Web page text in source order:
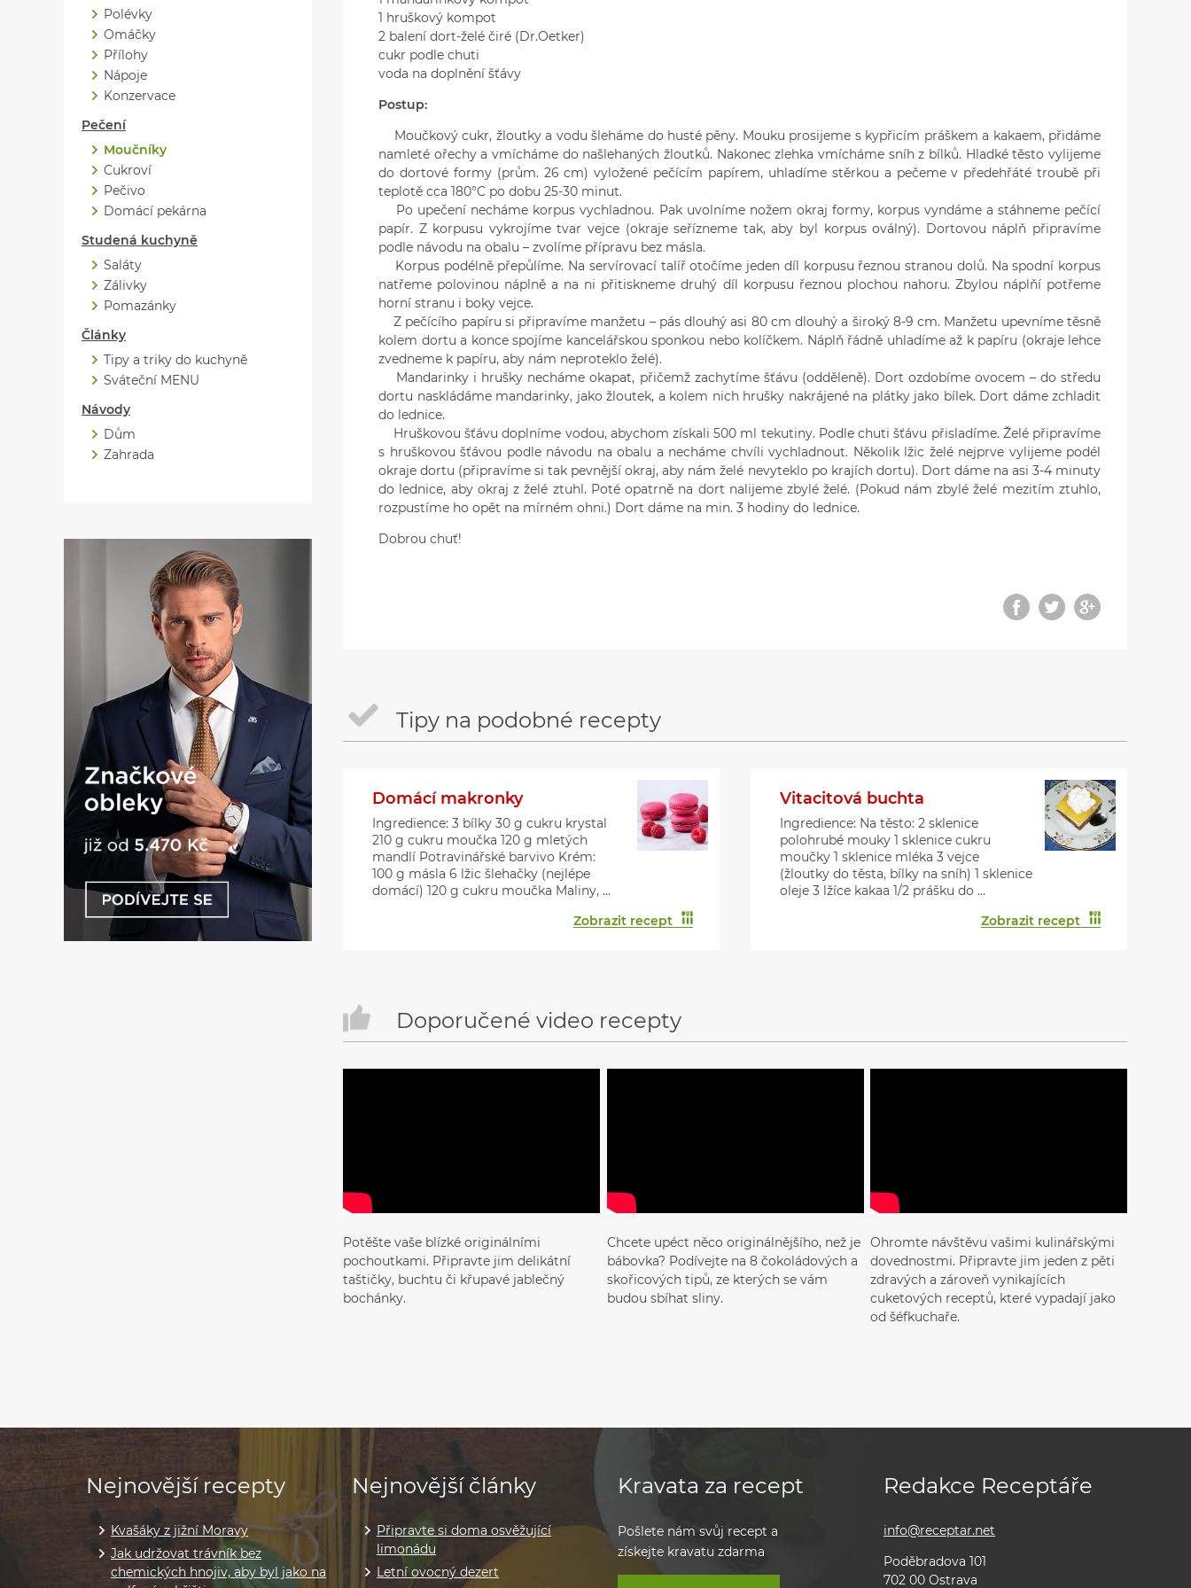
Polévky
Omáčky
Přílohy
Nápoje
Konzervace
Pečení
Moučníky
Cukroví
Pečivo
Domácí pekárna
Studená kuchyně
Saláty
Zálivky
Pomazánky
Články
Tipy a triky do kuchyně
Sváteční MENU
Návody
Dům
Zahrada
1 hruškový kompot
2 balení dort-želé čiré (Dr.Oetker)
cukr podle chuti
voda na doplnění šťávy
Postup:
Moučkový cukr, žloutky a vodu šleháme do husté pěny. Mouku prosijeme s kypřicím práškem a kakaem, přidáme
namleté ořechy a vmícháme do našlehaných žloutků. Nakonec zlehka vmícháme sníh z bílků. Hladké těsto vylijeme
do dortové formy (prům. 26 cm) vyložené pečícím papírem, uhladíme stěrkou a pečeme v předehřáté troubě při
teplotě cca 180°C po dobu 25-30 minut.
Po upečení necháme korpus vychladnou. Pak uvolníme nožem okraj formy, korpus vyndáme a stáhneme pečící
papír. Z korpusu vykrojíme tvar vejce (okraje seřízneme tak, aby byl korpus oválný). Dortovou náplň připravíme
podle návodu na obalu – zvolíme přípravu bez másla.
Korpus podélně přepůlíme. Na servírovací talíř otočíme jeden díl korpusu řeznou stranou dolů. Na spodní korpus
natřeme polovinou náplně a na ni přitiskneme druhý díl korpusu řeznou plochou nahoru. Zbylou náplňí potřeme
horní stranu i boky vejce.
Z pečícího papíru si připravíme manžetu – pás dlouhý asi 80 cm dlouhý a široký 8-9 cm. Manžetu upevníme těsně
kolem dortu a konce spojíme kancelářskou sponkou nebo kolíčkem. Náplň řádně uhladíme až k papíru (okraje lehce
zvedneme k papíru, aby nám neproteklo želé).
Mandarinky i hrušky necháme okapat, přičemž zachytíme šťávu (odděleně). Dort ozdobíme ovocem – do středu
dortu naskládáme mandarinky, jako žloutek, a kolem nich hrušky nakrájené na plátky jako bílek. Dort dáme zchladit
do lednice.
Hruškovou šťávu doplníme vodou, abychom získali 500 ml tekutiny. Podle chuti šťávu přisladíme. Želé připravíme
s hruškovou šťávou podle návodu na obalu a necháme chvíli vychladnout. Několik lžic želé nejprve vylijeme podél
okraje dortu (připravíme si tak pevnější okraj, aby nám želé nevyteklo po krajích dortu). Dort dáme na asi 3-4 minuty
do lednice, aby okraj z želé ztuhl. Poté opatrně na dort nalijeme zbylé želé. (Pokud nám zbylé želé mezitím ztuhlo,
rozpustíme ho opět na mírném ohni.) Dort dáme na min. 3 hodiny do lednice.
Dobrou chuť!
Tipy na podobné recepty
Domácí makronky
Ingredience: 3 bílky 30 g cukru krystal
210 g cukru moučka 120 g mletých
mandlí Potravinářské barvivo Krém:
100 g másla 6 lžic šlehačky (nejlépe
domácí) 120 g cukru moučka Maliny, ...
Zobrazit recept
Vitacitová buchta
Ingredience: Na těsto: 2 sklenice
polohrubé mouky 1 sklenice cukru
moučky 1 sklenice mléka 3 vejce
(žloutky do těsta, bílky na sníh) 1 sklenice
oleje 3 lžíce kakaa 1/2 prášku do ...
Zobrazit recept
Doporučené video recepty
Potěšte vaše blízké originálními
pochoutkami. Připravte jim delikátní
taštičky, buchtu či křupavé jablečný
bochánky.
Chcete upéct něco originálnějšího, než je
bábovka? Podívejte na 8 čokoládových a
skořicových tipů, ze kterých se vám
budou sbíhat sliny.
Ohromte návštěvu vašimi kulinářskými
dovednostmi. Připravte jim jeden z pěti
zdravých a zároveň vynikajících
cuketových receptů, které vypadají jako
od šéfkuchaře.
Nejnovější recepty
Kvašáky z jižní Moravy
Jak udržovat trávník bez
chemických hnojiv, aby byl jako na
Nejnovější články
Připravte si doma osvěžující
limonádu
Letní ovocný dezert
Kravata za recept
Pošlete nám svůj recept a
získejte kravatu zdarma
Redakce Receptáře
info@receptar.net
Poděbradova 101
702 00 Ostrava